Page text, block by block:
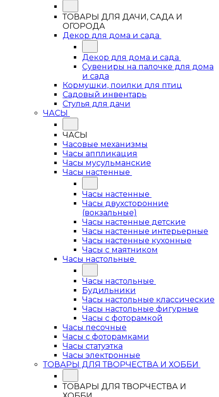
ТОВАРЫ ДЛЯ ДАЧИ, САДА И
ОГОРОДА
Декор для дома и сада
Декор для дома и сада
Сувениры на палочке для дома
и сада
Кормушки, поилки для птиц
Садовый инвентарь
Стулья для дачи
ЧАСЫ
ЧАСЫ
Часовые механизмы
Часы аппликация
Часы мусульманские
Часы настенные
Часы настенные
Часы двухсторонние
(вокзальные)
Часы настенные детские
Часы настенные интерьерные
Часы настенные кухонные
Часы с маятником
Часы настольные
Часы настольные
Будильники
Часы настольные классические
Часы настольные фигурные
Часы с фоторамкой
Часы песочные
Часы с фоторамками
Часы статуэтка
Часы электронные
ТОВАРЫ ДЛЯ ТВОРЧЕСТВА И ХОББИ
ТОВАРЫ ДЛЯ ТВОРЧЕСТВА И